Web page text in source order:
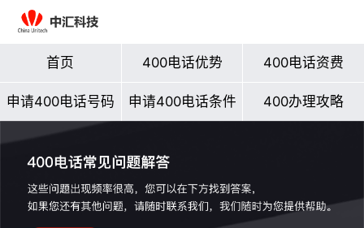
首页 400电话优势 400电话资费
申请400电话号码 申请400电话条件 400办理攻略